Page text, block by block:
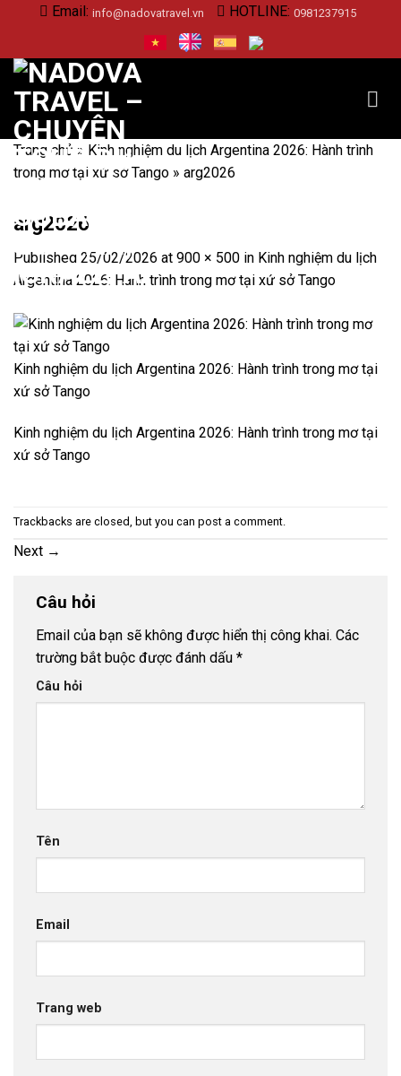
content
Email: info@nadovatravel.vn HOTLINE: 0981237915
Trang chủ » Kinh nghiệm du lịch Argentina 2026: Hành trình
trong mơ tại xứ sở Tango » arg2026
arg2026
Published 25/02/2026 at 900 × 500 in Kinh nghiệm du lịch
Argentina 2026: Hành trình trong mơ tại xứ sở Tango
Kinh nghiệm du lịch Argentina 2026: Hành trình trong mơ tại
xứ sở Tango
Kinh nghiệm du lịch Argentina 2026: Hành trình trong mơ tại
xứ sở Tango
Trackbacks are closed, but you can post a comment.
Next →
Câu hỏi
Email của bạn sẽ không được hiển thị công khai. Các
trường bắt buộc được đánh dấu *
Câu hỏi
Tên
Email
Trang web